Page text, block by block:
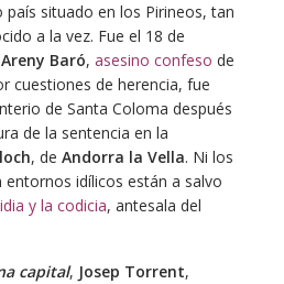
país situado en los Pirineos, tan
a la vez. Fue el 18 de
Baró, asesino confeso de
cuestiones de herencia, fue
de Santa Coloma después
de la sentencia en la
, de Andorra la Vella. Ni los
entornos idílicos están a salvo
y la codicia, antesala del
capital, Josep Torrent,